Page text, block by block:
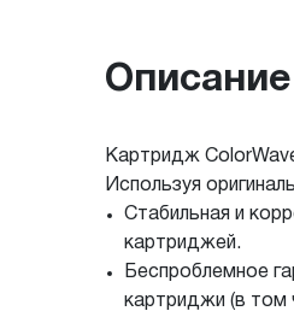
Описание
Картридж
Используя
Стабильная и
картриджей.
Беспроблемное
картриджи (в том